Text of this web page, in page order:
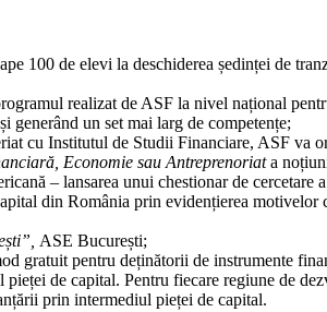
100 de elevi la deschiderea ședinței de
realizat de ASF la nivel național
generând un set mai larg de competențe;
cu Institutul de Studii Financiare, ASF va
Economie sau Antreprenoriata
– lansarea unui chestionar de
din România prin evidențierea
ASE București;
gratuit pentru deținătorii de instrumente
de capital. Pentru fiecare regiune de
prin intermediul pieței de capital.